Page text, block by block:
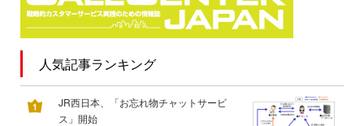
人気記事ランキング
JR西日本、「お忘れ物チャットサービ
ス」開始